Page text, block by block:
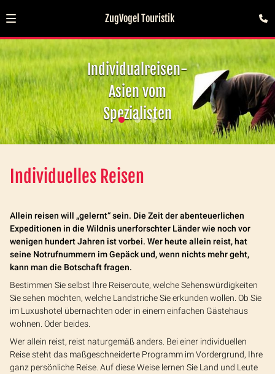
ZugVogel Touristik
Individualreisen-
Asien vom
Spezialisten
Individuelles Reisen
Allein reisen will „gelernt“ sein. Die Zeit der abenteuerlichen
Expeditionen in die Wildnis unerforschter Länder wie noch vor
wenigen hundert Jahren ist vorbei. Wer heute allein reist, hat
seine Notrufnummern im Gepäck und, wenn nichts mehr geht,
kann man die Botschaft fragen.
Bestimmen Sie selbst Ihre Reiseroute, welche Sehenswürdigkeiten
Sie sehen möchten, welche Landstriche Sie erkunden wollen. Ob Sie
im Luxushotel übernachten oder in einem einfachen Gästehaus
wohnen. Oder beides.
Wer allein reist, reist naturgemäß anders. Bei einer individuellen
Reise steht das maßgeschneiderte Programm im Vordergrund, Ihre
ganz persönliche Reise. Auf diese Weise lernen Sie Land und Leute